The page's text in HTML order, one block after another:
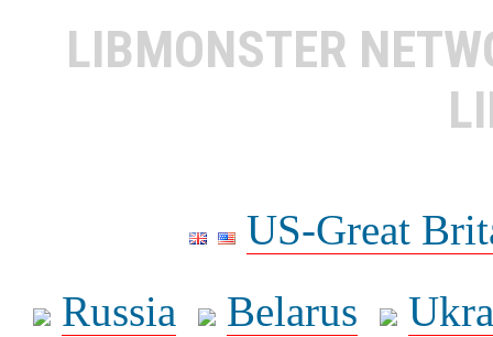
LIBMONSTER
US-Great
Russia
Belarus